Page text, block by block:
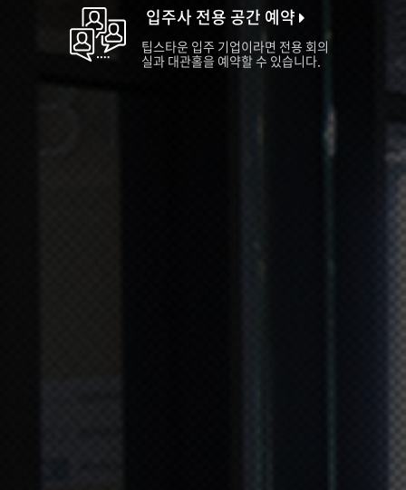
입주사 전용 공간 예약
팁스타운 입주 기업이라면 전용 회의
실과 대관홀을 예약할 수 있습니다.